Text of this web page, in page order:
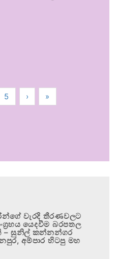
5 › »
වැරදි තීරණවලට
යෙදවීම බරපතල
– සුනිල් කන්නන්ගර
අම්පාර හිටපු මහ